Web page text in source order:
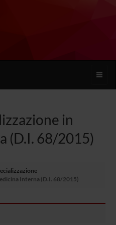
Toggle
in
(D.I. 68/2015)
Interna (D.I. 68/2015)